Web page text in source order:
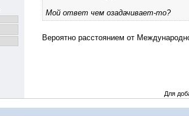
Мой ответ чем озадачивает-то?
Вероятно расстоянием от
Для